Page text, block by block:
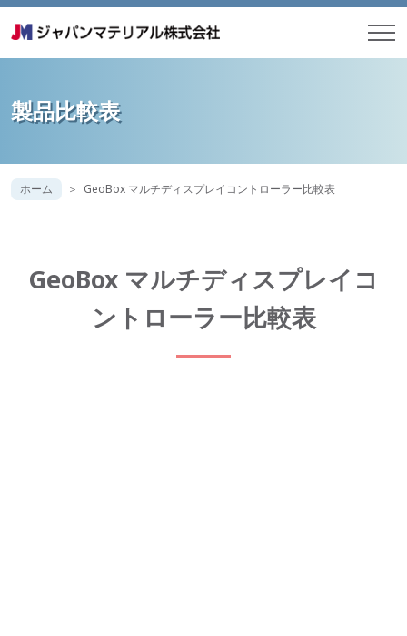
製品比較表
ホーム GeoBox マルチディスプレイコントローラー比較表
GeoBox マルチディスプレイコ
ントローラー比較表